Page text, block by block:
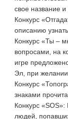
свое название и
Конкурс
описанию
Конкурс «Ты –
вопросами, на
игре
Эл, при
Конкурс
знаками
Конкурс
людей,